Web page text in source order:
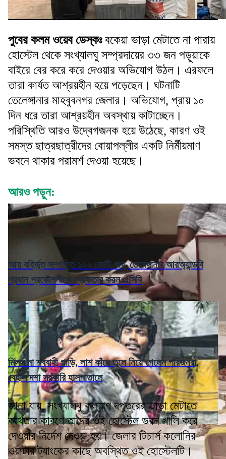
পুবের কলম ওয়েব ডেস্কঃবকেয়া ভাড়া মেটাতে না পারায়
হোস্টেল থেকে সংখ্যালঘু সম্প্রদায়ের ৩৩ জন পড়ুয়াকে
বাইরে বের করে করে দেওয়ার অভিযোগ উঠল। এরফলে
তারা কার্যত আশ্রয়হীন হয়ে পড়েছেন। ঘটনাটি
তেলেঙ্গানার মাহবুবনগর জেলার। অভিযোগ, প্রায় ১০
দিন ধরে তারা আশ্রয়হীন অবস্থায় কাটাচ্ছেন।
পরিস্থিতি আরও উদ্বেগজনক হয়ে উঠেছে, কারণ ওই
সমস্ত ছাত্রছাত্রীদের বোয়াপল্লীর একটি নির্মীয়মাণ
ভবনে থাকার পরামর্শ দেওয়া হয়েছে।
আরও পড়ুন:
আয় বহির্ভূত সম্পত্তি ১০০ কোটি পার, তেলেঙ্গানার আরঅ্যান্ডবি
প্রধান প্রকৌশলীকে গ্রেফতার করল এসিবি
মিলল না শববাহী গাড়ি, লাশ কাঁধে তুলে নিয়ে গেলেন পরিজনরা,
বেহাল দশা সরকারি হাসপাতালে
জানা যায়, সংখ্যালঘু কল্যাণ দপ্তরের ভাড়া মেটাতে
ব্যর্থতার কারণে তাদের ওই হোস্টেল ভবন খালি করে
দেওয়ার নির্দেশ দেওয়া হয়। জেলার টিচার্স কলোনির
ওয়াটার ট্যাংকের কাছে অবস্থিত ওই হোস্টেলটি।